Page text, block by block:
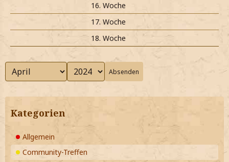
16. Woche
17. Woche
18. Woche
Absenden
Kategorien
Allgemein
Community-Treffen